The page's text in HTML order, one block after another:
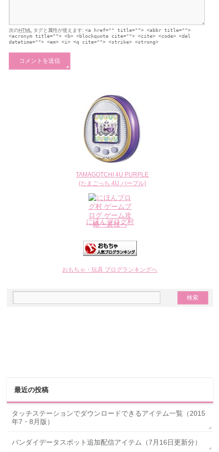
次のHTML タグと属性が使えます:<a href="" title=""> <abbr title="">
<acronym title=""> <b> <blockquote cite=""> <cite> <code> <del
datetime=""> <em> <i> <q cite=""> <strike> <strong>
TAMAGOTCHI 4U PURPLE
(たまごっち 4U パープル)
にほんブログ村
おもちゃ・玩具 ブログランキングへ
最近の投稿
タッチステーションでダウンロードできるアイテム一覧（2015
年7・8月版）
バンダイデータスポット追加配信アイテム（7月16日更新分）